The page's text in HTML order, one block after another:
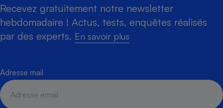
Recevez gratuitement notre newsletter
hebdomadaire ! Actus, tests, enquêtes réalisés
par des experts. En savoir plus
Adresse mail